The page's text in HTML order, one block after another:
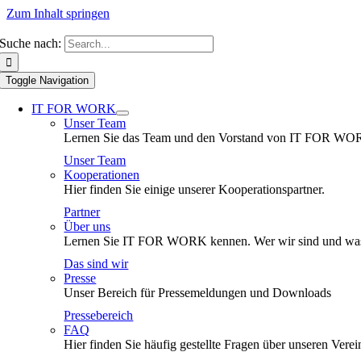
Zum Inhalt springen
Suche nach:
Toggle Navigation
IT FOR WORK
Unser Team
Lernen Sie das Team und den Vorstand von IT FOR
Unser Team
Kooperationen
Hier finden Sie einige unserer Kooperationspartner.
Partner
Über uns
Lernen Sie IT FOR WORK kennen. Wer wir sind und
Das sind wir
Presse
Unser Bereich für Pressemeldungen und Downloads
Pressebereich
FAQ
Hier finden Sie häufig gestellte Fragen über unseren